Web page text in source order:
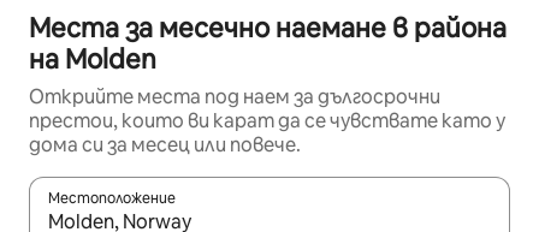
Места за месечно наемане в района
на Molden
Открийте места под наем за дългосрочни
престои, които ви карат да се чувствате като у
дома си за месец или повече.
Местоположение
Когато резултатите се покажат, използвайте